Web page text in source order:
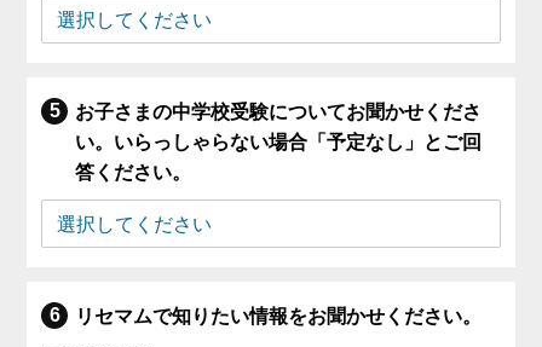
お子さまの中学校受験についてお聞かせくださ
い。いらっしゃらない場合「予定なし」とご回
答ください。
リセマムで知りたい情報をお聞かせください。